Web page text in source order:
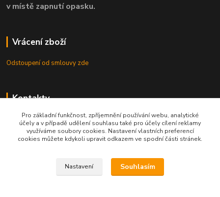
v místě zapnutí opasku.
Vrácení zboží
Odstoupení od smlouvy zde
Kontakty
8.00 - 22.00 / info@opasky.biz
Pro základní funkčnost, zpříjemnění používání webu, analytické
účely a v případě udělení souhlasu také pro účely cílení reklamy
využíváme soubory cookies. Nastavení vlastních preferencí
cookies můžete kdykoli upravit odkazem ve spodní části stránek.
Nastavení Souhlasím